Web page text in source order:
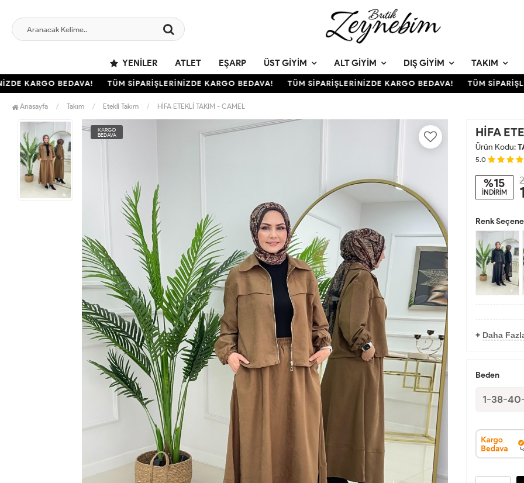
YENILER ATLET EŞARP ÜST GIYIM ALT GIYIM DIŞ GIYIM TAKIM
KARGO BEDAVA! TÜM SİPARİŞLERİNİZDE KARGO BEDAVA! TÜM SİPARİŞLERİNİZDE KARGO BEDAVA! TÜM
Anasayfa Takım Etekli Takım HİFA ETEKLİ TAKIM - CAMEL
KARGO
BEDAVA
HİFA
Ürün Kodu:
5.0
%15
İNDİRİM
Renk
+ Daha
Beden
1-38-